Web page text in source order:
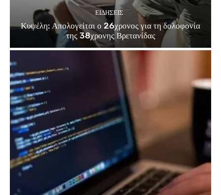
ΕΙΔΗΣΕΙΣ
Κυψέλη: Απολογείται ο 26χρονος για τη δολοφονία
της 38χρονης Βρετανίδας